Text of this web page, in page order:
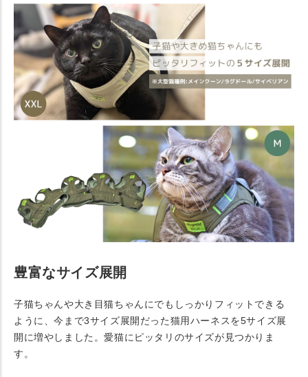
豊富なサイズ展開
子猫ちゃんや大き目猫ちゃんにでもしっかりフィットできる
ように、今まで3サイズ展開だった猫用ハーネスを5サイズ展
開に増やしました。愛猫にピッタリのサイズが見つかりま
す。